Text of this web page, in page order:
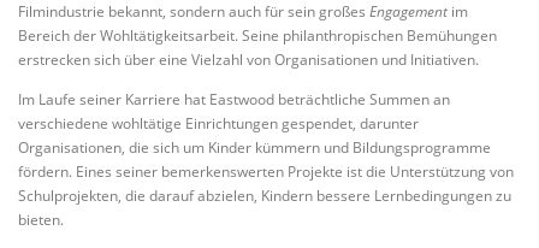
Filmindustrie bekannt, sondern auch für sein großes Engagement im
Bereich der Wohltätigkeitsarbeit. Seine philanthropischen Bemühungen
erstrecken sich über eine Vielzahl von Organisationen und Initiativen.
Im Laufe seiner Karriere hat Eastwood beträchtliche Summen an
verschiedene wohltätige Einrichtungen gespendet, darunter
Organisationen, die sich um Kinder kümmern und Bildungsprogramme
fördern. Eines seiner bemerkenswerten Projekte ist die Unterstützung von
Schulprojekten, die darauf abzielen, Kindern bessere Lernbedingungen zu
bieten.